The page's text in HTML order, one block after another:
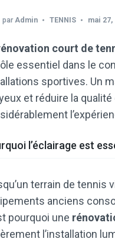
parAdmin TENNIS mai 27,
court de
essentiel dans le
sportives. Un
et réduire la
l’éclairage est
terrain de
anciens
pourquoi une
l’installation